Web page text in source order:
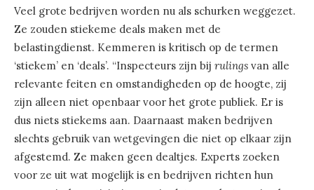
Veel grote bedrijven worden nu als schurken weggezet.
Ze zouden stiekeme deals maken met de
belastingdienst. Kemmeren is kritisch op de termen
‘stiekem’ en ‘deals’. “Inspecteurs zijn bij rulings van alle
relevante feiten en omstandigheden op de hoogte, zij
zijn alleen niet openbaar voor het grote publiek. Er is
dus niets stiekems aan. Daarnaast maken bedrijven
slechts gebruik van wetgevingen die niet op elkaar zijn
afgestemd. Ze maken geen dealtjes. Experts zoeken
voor ze uit wat mogelijk is en bedrijven richten hun